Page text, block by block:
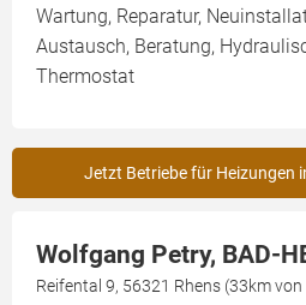
Wartung, Reparatur,
Austausch, Beratung,
Thermostat
Jetzt Betriebe für Heizungen
Wolfgang Petry, BAD-
Reifental 9, 56321 Rhens (33km